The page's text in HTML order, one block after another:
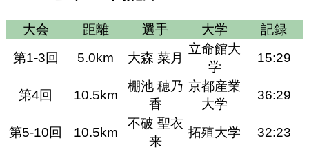
大会 距離 選手 大学
記録
第1-3回
5.0km 大森 菜月
立命館大
学
15:29
第4回 10.5km
棚池 穂乃
香
京都産業
大学
36:29
第5-10回 10.5km
不破 聖衣
来
拓殖大学 32:23